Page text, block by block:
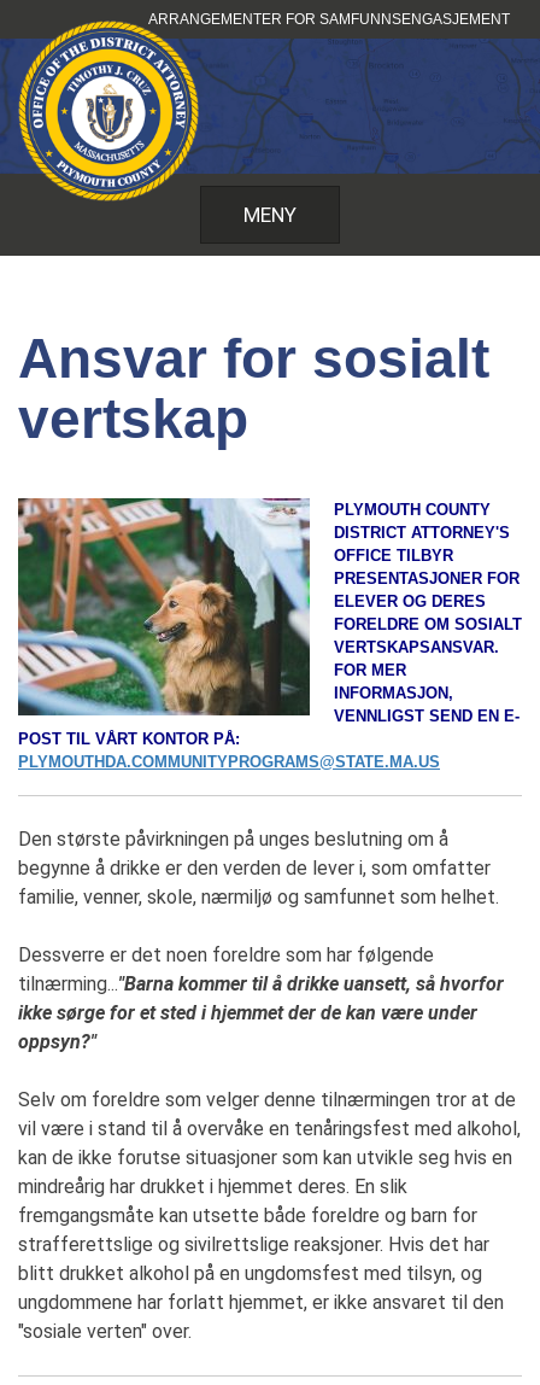
til
innhold
ARRANGEMENTER FOR SAMFUNNSENGASJEMENT
MENY
Ansvar for sosialt
vertskap
PLYMOUTH COUNTY
DISTRICT ATTORNEY'S
OFFICE TILBYR
PRESENTASJONER FOR
ELEVER OG DERES
FORELDRE OM SOSIALT
VERTSKAPSANSVAR.
FOR MER
INFORMASJON,
VENNLIGST SEND EN E-
POST TIL VÅRT KONTOR PÅ:
PLYMOUTHDA.COMMUNITYPROGRAMS@STATE.MA.US
Den største påvirkningen på unges beslutning om å
begynne å drikke er den verden de lever i, som omfatter
familie, venner, skole, nærmiljø og samfunnet som helhet.
Dessverre er det noen foreldre som har følgende
tilnærming..."Barna kommer til å drikke uansett, så hvorfor
ikke sørge for et sted i hjemmet der de kan være under
oppsyn?"
Selv om foreldre som velger denne tilnærmingen tror at de
vil være i stand til å overvåke en tenåringsfest med alkohol,
kan de ikke forutse situasjoner som kan utvikle seg hvis en
mindreårig har drukket i hjemmet deres. En slik
fremgangsmåte kan utsette både foreldre og barn for
strafferettslige og sivilrettslige reaksjoner. Hvis det har
blitt drukket alkohol på en ungdomsfest med tilsyn, og
ungdommene har forlatt hjemmet, er ikke ansvaret til den
"sosiale verten" over.